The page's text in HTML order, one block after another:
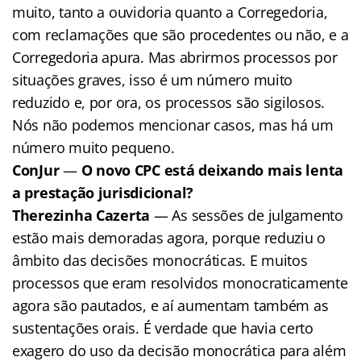
muito, tanto a ouvidoria quanto a Corregedoria,
com reclamações que são procedentes ou não, e a
Corregedoria apura. Mas abrirmos processos por
situações graves, isso é um número muito
reduzido e, por ora, os processos são sigilosos.
Nós não podemos mencionar casos, mas há um
número muito pequeno.
ConJur—O novo CPC está deixando mais lenta
a prestação jurisdicional?
Therezinha Cazerta — As sessões de julgamento
estão mais demoradas agora, porque reduziu o
âmbito das decisões monocráticas. E muitos
processos que eram resolvidos monocraticamente
agora são pautados, e aí aumentam também as
sustentações orais. É verdade que havia certo
exagero do uso da decisão monocrática para além